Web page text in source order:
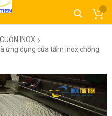
INOX
ứng dụng của tấm inox chống